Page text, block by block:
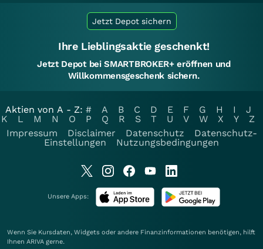
Jetzt Depot sichern
Ihre Lieblingsaktie geschenkt!
Jetzt Depot bei SMARTBROKER+ eröffnen und
Willkommensgeschenk sichern.
Aktien von A - Z: # A B C D E F G H I
J
K
L M N O P Q R S T U V W X Y
Z
Impressum
Disclaimer Datenschutz
Datenschutz-
Einstellungen
Nutzungsbedingungen
Unsere Apps:
Wenn Sie Kursdaten, Widgets oder andere Finanzinformationen benötigen, hilft
Ihnen ARIVA gerne.